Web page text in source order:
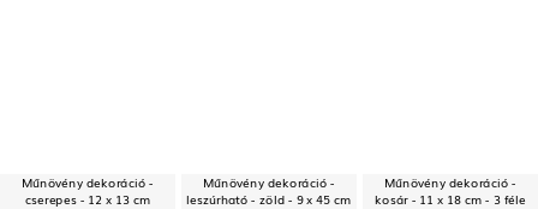
Műnövény dekoráció -
cserepes - 12 x 13 cm
Műnövény dekoráció -
leszúrható - zöld - 9 x 45 cm
Műnövény dekoráció -
kosár - 11 x 18 cm - 3 féle